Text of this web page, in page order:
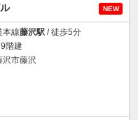
NEW
本線藤沢駅 / 徒歩5分
階建
沢市藤沢